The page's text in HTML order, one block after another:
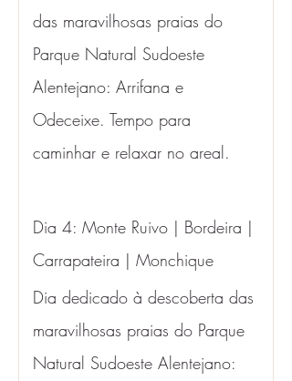
das maravilhosas praias do
Parque Natural Sudoeste
Alentejano: Arrifana e
Odeceixe. Tempo para
caminhar e relaxar no areal.
Dia 4: Monte Ruivo | Bordeira |
Carrapateira | Monchique
Dia dedicado à descoberta das
maravilhosas praias do Parque
Natural Sudoeste Alentejano: